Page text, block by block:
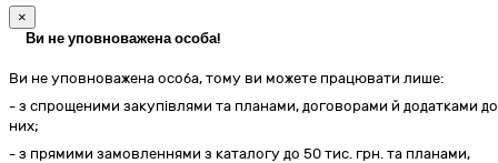
×
Ви не уповноважена особа!
Ви не уповноважена особа, тому ви можете працювати лише:
- з спрощеними закупівлями та планами, договорами й додатками до
них;
- з прямими замовленнями з каталогу до 50 тис. грн. та планами,